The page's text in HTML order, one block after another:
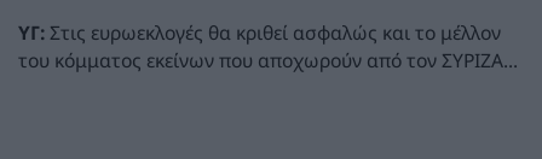
ΥΓ:Στις ευρωεκλογές θα κριθεί ασφαλώς και το μέλλον
του κόμματος εκείνων που αποχωρούν από τον ΣΥΡΙΖΑ...